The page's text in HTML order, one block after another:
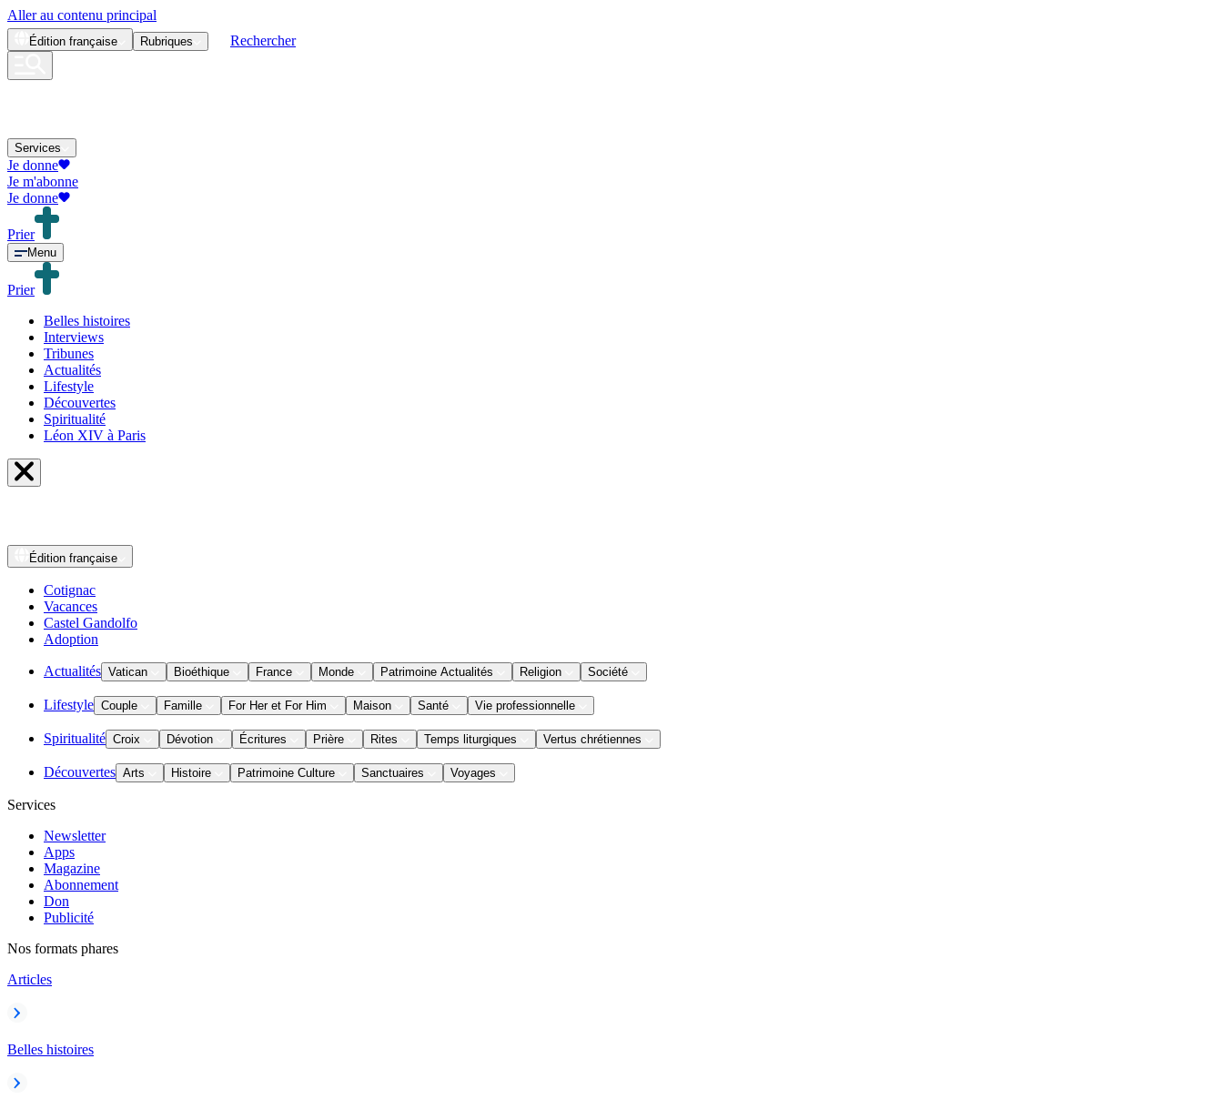
Aller au contenu principal
Édition française Rubriques Rechercher
Services
Je donne
Je m'abonne
Je donne
Prier
Menu
Prier
Belles histoires
Interviews
Tribunes
Actualités
Lifestyle
Découvertes
Spiritualité
Léon XIV à Paris
Édition française
Cotignac
Vacances
Castel Gandolfo
Adoption
Actualités Vatican Bioéthique France Monde Patrimoine Actualités Religion Société
Lifestyle Couple Famille For Her et For Him Maison Santé Vie professionnelle
Spiritualité Croix Dévotion Écritures Prière Rites Temps liturgiques Vertus chrétiennes
Découvertes Arts Histoire Patrimoine Culture Sanctuaires Voyages
Services
Newsletter
Apps
Magazine
Abonnement
Don
Publicité
Nos formats phares
Articles
Belles histoires